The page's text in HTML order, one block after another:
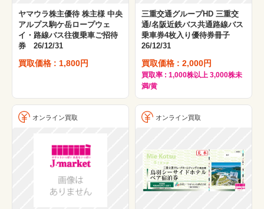
ヤマウラ株主優待 株主様 中央
アルプス駒ケ岳ロープウェ
イ・路線バス往復乗車ご招待
券 26/12/31
買取価格 : 1,800円
三重交通グループHD 三重交
通/名阪近鉄バス共通路線バス
乗車券4枚入り優待券冊子
26/12/31
買取価格 : 2,000円
買取率 : 1,000株以上 3,000株未
満/黄
オンライン買取 オンライン買取